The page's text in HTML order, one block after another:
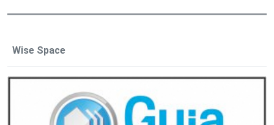
Wise Space